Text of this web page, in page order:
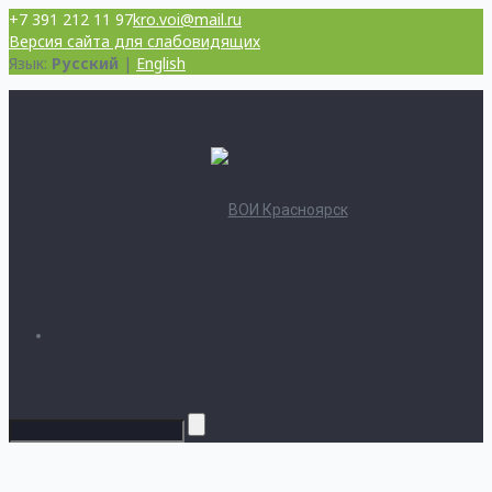
+7 391 212 11 97kro.voi@mail.ru
Версия сайта для слабовидящих
Язык: Русский | English